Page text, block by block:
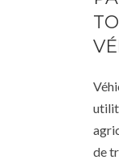
de